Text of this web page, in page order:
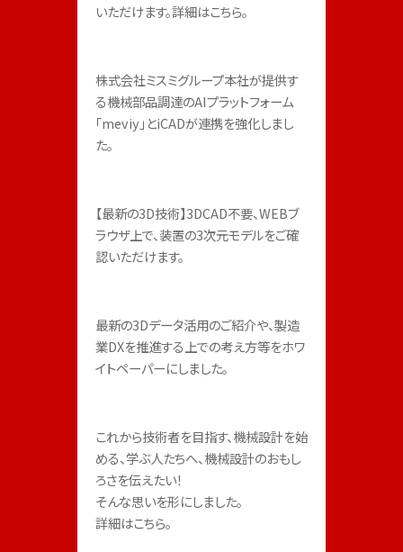
いただけます。詳細はこちら。
株式会社ミスミグループ本社が提供す
る機械部品調達のAIプラットフォーム
「meviy」とiCADが連携を強化しまし
た。
【最新の3D技術】3DCAD不要、WEBブ
ラウザ上で、装置の3次元モデルをご確
認いただけます。
最新の3Dデータ活用のご紹介や、製造
業DXを推進する上での考え方等をホワ
イトペーパーにしました。
これから技術者を目指す、機械設計を始
める、学ぶ人たちへ、機械設計のおもし
ろさを伝えたい！
そんな思いを形にしました。
詳細はこちら。